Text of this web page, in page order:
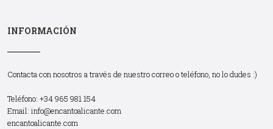
INFORMACIÓN
Contacta con nosotros a través de nuestro correo o teléfono, no lo dudes :)
Teléfono: +34 965 981 154
Email: info@encantoalicante.com
encantoalicante.com